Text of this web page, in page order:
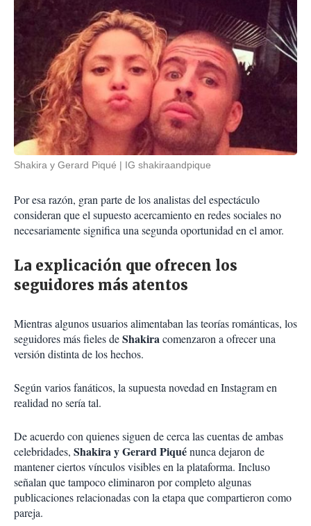
Shakira y Gerard Piqué IG shakiraandpique
Por esa razón, gran parte de los analistas del espectáculo
consideran que el supuesto acercamiento en redes sociales no
necesariamente significa una segunda oportunidad en el amor.
La explicación que ofrecen los
seguidores más atentos
Mientras algunos usuarios alimentaban las teorías románticas, los
seguidores más fieles deShakiracomenzaron a ofrecer una
versión distinta de los hechos.
Según varios fanáticos, la supuesta novedad en Instagram en
realidad no sería tal.
De acuerdo con quienes siguen de cerca las cuentas de ambas
celebridades, Shakira y Gerard Piquénunca dejaron de
mantener ciertos vínculos visibles en la plataforma. Incluso
señalan que tampoco eliminaron por completo algunas
publicaciones relacionadas con la etapa que compartieron como
pareja.